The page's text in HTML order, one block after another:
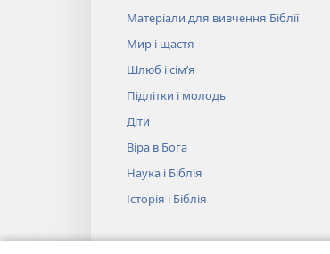
Матеріали для вивчення Біблії
Мир і щастя
Шлюб і сім’я
Підлітки і молодь
Діти
Віра в Бога
Наука і Біблія
Історія і Біблія